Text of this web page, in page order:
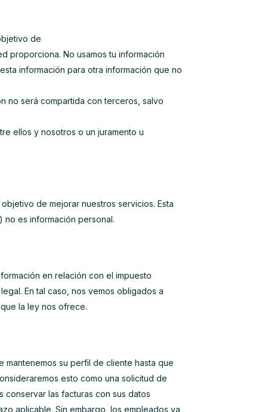
de
proporciona. No usamos tu información
información para otra información que no
no será compartida con terceros, salvo
ellos y nosotros o un juramento u
de mejorar nuestros servicios. Esta
es información personal.
en relación con el impuesto
En tal caso, nos vemos obligados a
la ley nos ofrece.
mantenemos su perfil de cliente hasta que
esto como una solicitud de
conservar las facturas con sus datos
aplicable. Sin embargo, los empleados ya